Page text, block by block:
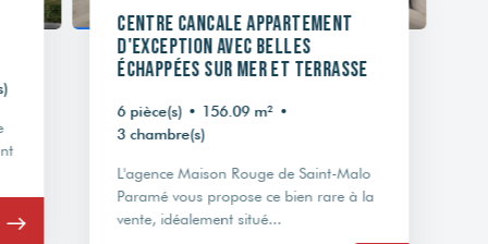
CENTRE CANCALE Appartement
d'exception avec belles
échappées sur mer et terrasse
6 pièce(s) • 156.09 m² •
3 chambre(s)
L'agence Maison Rouge de Saint-Malo
Paramé vous propose ce bien rare à la
vente, idéalement situé...